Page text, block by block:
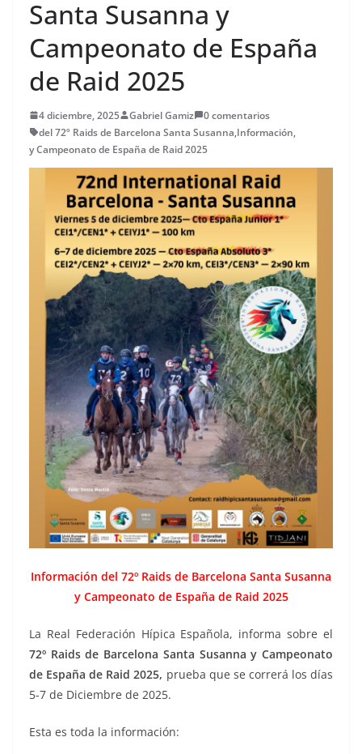
Santa Susanna y
Campeonato de España
de Raid 2025
4 diciembre, 2025 Gabriel Gamiz
0 comentarios
del 72º Raids de Barcelona Santa Susanna,Información,
y Campeonato de España de Raid 2025
Información del 72º Raids de Barcelona Santa Susanna
y Campeonato de España de Raid 2025
La Real Federación Hípica Española, informa sobre el
72º Raids de Barcelona Santa Susanna y Campeonato
de España de Raid 2025, prueba que se correrá los días
5-7 de Diciembre de 2025.
Esta es toda la información: